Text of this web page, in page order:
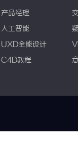
产品经理
人工智能
UXD全能设计
C4D教程